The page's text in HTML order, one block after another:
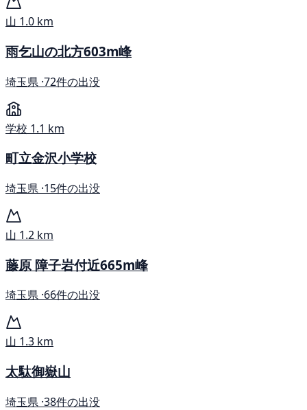
山 1.0 km
雨乞山の北方603m峰
埼玉県 ·72件の出没
学校 1.1 km
町立金沢小学校
埼玉県 ·15件の出没
山 1.2 km
藤原 障子岩付近665m峰
埼玉県 ·66件の出没
山 1.3 km
太駄御嶽山
埼玉県 ·38件の出没